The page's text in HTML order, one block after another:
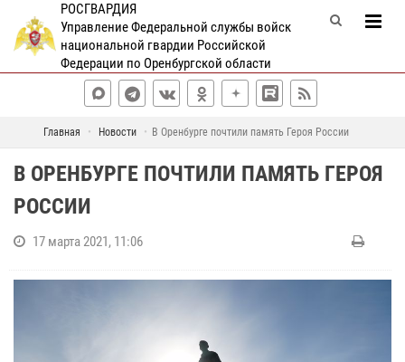
РОСГВАРДИЯ
Управление Федеральной службы войск
национальной гвардии Российской
Федерации по Оренбургской области
Главная Новости В Оренбурге почтили память Героя России
В ОРЕНБУРГЕ ПОЧТИЛИ ПАМЯТЬ ГЕРОЯ
РОССИИ
17 марта 2021, 11:06